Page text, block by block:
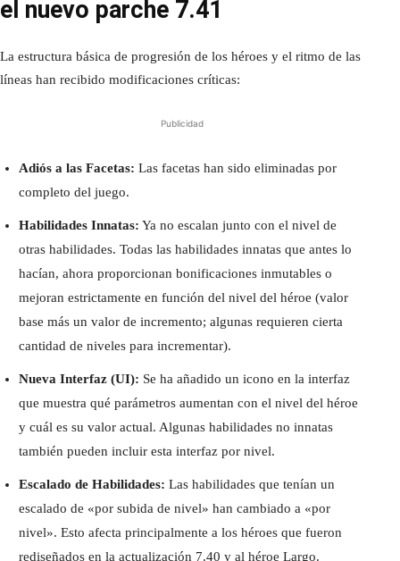
el nuevo parche 7.41
La estructura básica de progresión de los héroes y el ritmo de las
líneas han recibido modificaciones críticas:
Publicidad
Adiós a las Facetas: Las facetas han sido eliminadas por
completo del juego.
Habilidades Innatas: Ya no escalan junto con el nivel de
otras habilidades. Todas las habilidades innatas que antes lo
hacían, ahora proporcionan bonificaciones inmutables o
mejoran estrictamente en función del nivel del héroe (valor
base más un valor de incremento; algunas requieren cierta
cantidad de niveles para incrementar).
Nueva Interfaz (UI): Se ha añadido un icono en la interfaz
que muestra qué parámetros aumentan con el nivel del héroe
y cuál es su valor actual. Algunas habilidades no innatas
también pueden incluir esta interfaz por nivel.
Escalado de Habilidades: Las habilidades que tenían un
escalado de «por subida de nivel» han cambiado a «por
nivel». Esto afecta principalmente a los héroes que fueron
rediseñados en la actualización 7.40 y al héroe Largo.